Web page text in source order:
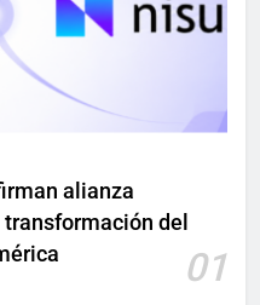
alianza
del
01